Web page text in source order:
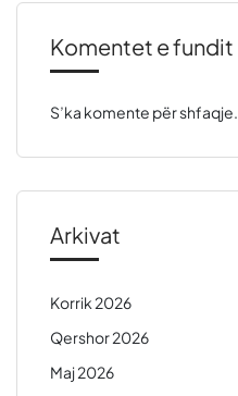
Komentet e fundit
S’ka komente për shfaqje.
Arkivat
Korrik 2026
Qershor 2026
Maj 2026